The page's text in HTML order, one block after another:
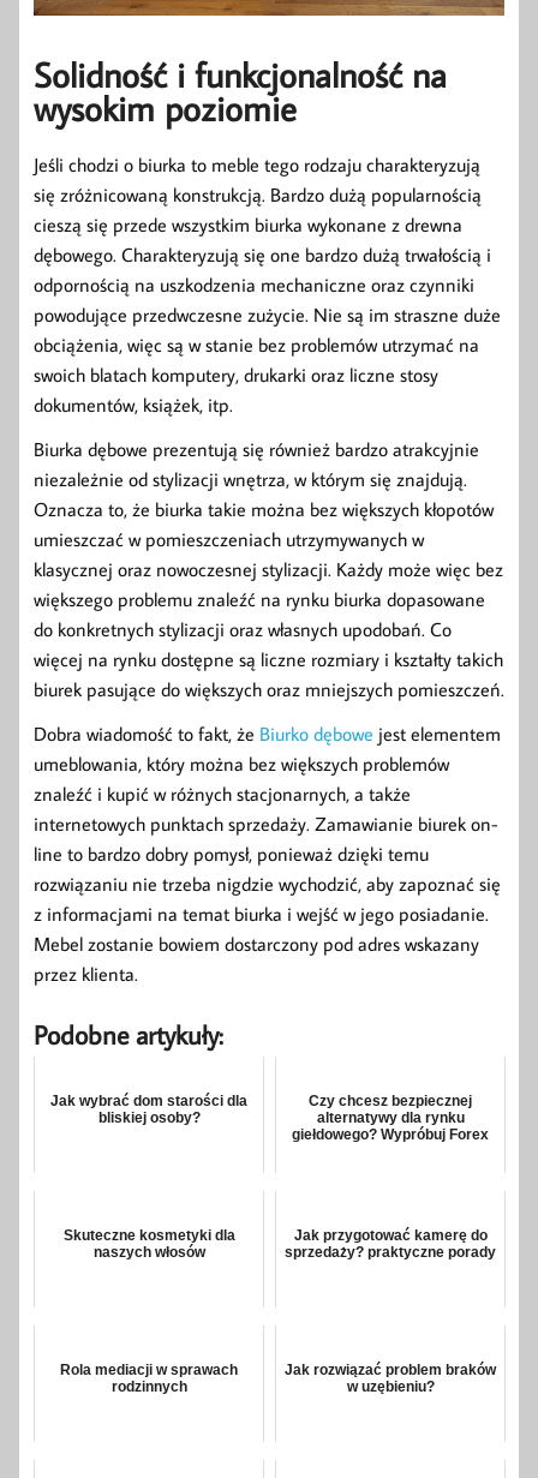
Solidność i funkcjonalność na
wysokim poziomie
Jeśli chodzi o biurka to meble tego rodzaju charakteryzują
się zróżnicowaną konstrukcją. Bardzo dużą popularnością
cieszą się przede wszystkim biurka wykonane z drewna
dębowego. Charakteryzują się one bardzo dużą trwałością i
odpornością na uszkodzenia mechaniczne oraz czynniki
powodujące przedwczesne zużycie. Nie są im straszne duże
obciążenia, więc są w stanie bez problemów utrzymać na
swoich blatach komputery, drukarki oraz liczne stosy
dokumentów, książek, itp.
Biurka dębowe prezentują się również bardzo atrakcyjnie
niezależnie od stylizacji wnętrza, w którym się znajdują.
Oznacza to, że biurka takie można bez większych kłopotów
umieszczać w pomieszczeniach utrzymywanych w
klasycznej oraz nowoczesnej stylizacji. Każdy może więc bez
większego problemu znaleźć na rynku biurka dopasowane
do konkretnych stylizacji oraz własnych upodobań. Co
więcej na rynku dostępne są liczne rozmiary i kształty takich
biurek pasujące do większych oraz mniejszych pomieszczeń.
Dobra wiadomość to fakt, że Biurko dębowe jest elementem
umeblowania, który można bez większych problemów
znaleźć i kupić w różnych stacjonarnych, a także
internetowych punktach sprzedaży. Zamawianie biurek on-
line to bardzo dobry pomysł, ponieważ dzięki temu
rozwiązaniu nie trzeba nigdzie wychodzić, aby zapoznać się
z informacjami na temat biurka i wejść w jego posiadanie.
Mebel zostanie bowiem dostarczony pod adres wskazany
przez klienta.
Podobne artykuły:
Jak wybrać dom starości dla
bliskiej osoby?
Czy chcesz bezpiecznej
alternatywy dla rynku
giełdowego? Wypróbuj Forex
Skuteczne kosmetyki dla
naszych włosów
Jak przygotować kamerę do
sprzedaży? praktyczne porady
Rola mediacji w sprawach
rodzinnych
Jak rozwiązać problem braków
w uzębieniu?